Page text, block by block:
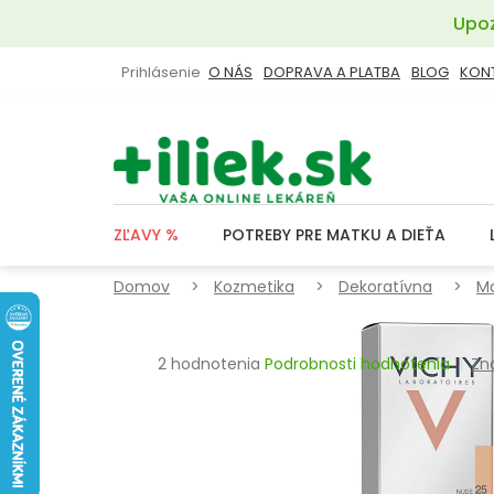
obsah
O NÁS DOPRAVA A PLATBA BLOG
Prihlásenie
ZĽAVY % POTREBY PRE MATKU A DIEŤA
Domov Kozmetika Dekoratívna
Priemerné
2 hodnotenia Podrobnosti hodnotenia